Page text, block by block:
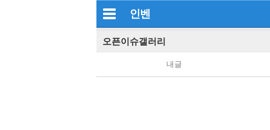
인벤
오픈이슈갤러리
내글